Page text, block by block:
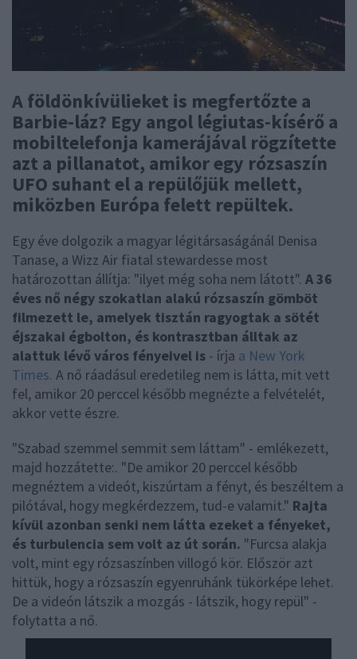
A földönkívülieket is megfertőzte a
Barbie-láz? Egy angol légiutas-kísérő a
mobiltelefonja kamerájával rögzítette
azt a pillanatot, amikor egy rózsaszín
UFO suhant el a repülőjük mellett,
miközben Európa felett repültek.
Egy éve dolgozik a magyar légitársaságánál Denisa
Tanase, a Wizz Air fiatal stewardesse most
határozottan állítja: "ilyet még soha nem látott". A 36
éves nő négy szokatlan alakú rózsaszín gömböt
filmezett le, amelyek tisztán ragyogtak a sötét
éjszakai égbolton, és kontrasztban álltak az
alattuk lévő város fényeivel is - írja a New York
Times. A nő ráadásul eredetileg nem is látta, mit vett
fel, amikor 20 perccel később megnézte a felvételét,
akkor vette észre.
"Szabad szemmel semmit sem láttam" - emlékezett,
majd hozzátette:. "De amikor 20 perccel később
megnéztem a videót, kiszúrtam a fényt, és beszéltem a
pilótával, hogy megkérdezzem, tud-e valamit." Rajta
kívül azonban senki nem látta ezeket a fényeket,
és turbulencia sem volt az út során. "Furcsa alakja
volt, mint egy rózsaszínben villogó kör. Először azt
hittük, hogy a rózsaszín egyenruhánk tükörképe lehet.
De a videón látszik a mozgás - látszik, hogy repül" -
folytatta a nő.